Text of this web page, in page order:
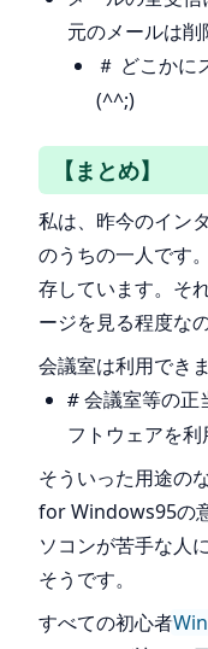
元のメールは削
＃ どこかに
(^^;)
【まとめ】
私は、昨今のイン
のうちの一人です
存しています。そ
ージを見る程度なの
会議室は利用でき
# 会議室等の正
フトウェアを
そういった用途の
for Windows95の
ソコンが苦手な人
そうです。
すべての初心者